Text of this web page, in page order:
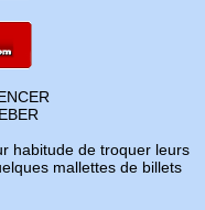
habitude de troquer leurs
mallettes de billets